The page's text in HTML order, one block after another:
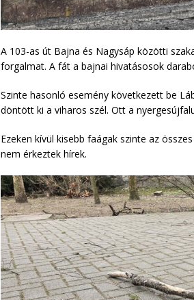
A 103-as út Bajna és Nagysáp közötti
forgalmat. A fát a bajnai hivatásosok
Szinte hasonló esemény következett be
döntött ki a viharos szél. Ott a
Ezeken kívül kisebb faágak szinte az
nem érkeztek hírek.